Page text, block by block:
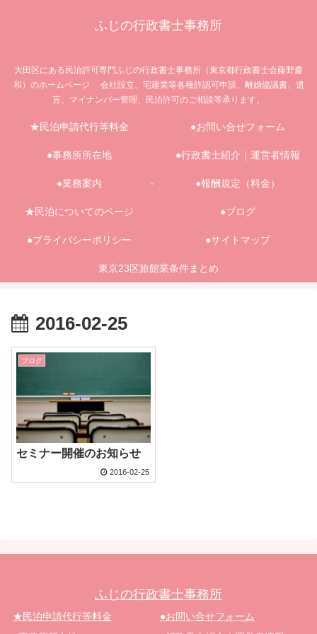
ふじの行政書士事務所
大田区にある民泊許可専門ふじの行政書士事務所（東京都行政書士会藤野慶
和）のホームページ 会社設立、宅建業等各種許認可申請、離婚協議書、遺
言、マイナンバー管理、民泊許可のご相談等承ります。
★民泊申請代行等料金 ●お問い合せフォーム
●事務所所在地 ●行政書士紹介｜運営者情報
●業務案内 ●報酬規定（料金）
★民泊についてのページ ●ブログ
●プライバシーポリシー ●サイトマップ
東京23区旅館業条件まとめ
2016-02-25
ブログ
セミナー開催のお知らせ
2016-02-25
ふじの行政書士事務所
★民泊申請代行等料金
●お問い合せフォーム